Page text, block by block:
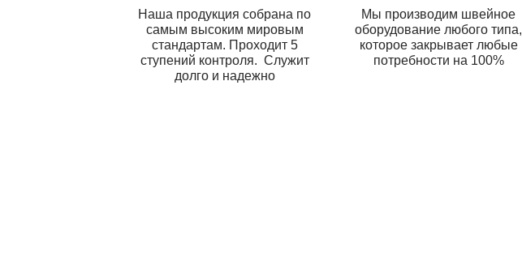
Наша продукция собрана по
самым высоким мировым
стандартам. Проходит 5
ступений контроля. Служит
долго и надежно
Мы производим швейное
оборудование любого типа,
которое закрывает любые
потребности на 100%